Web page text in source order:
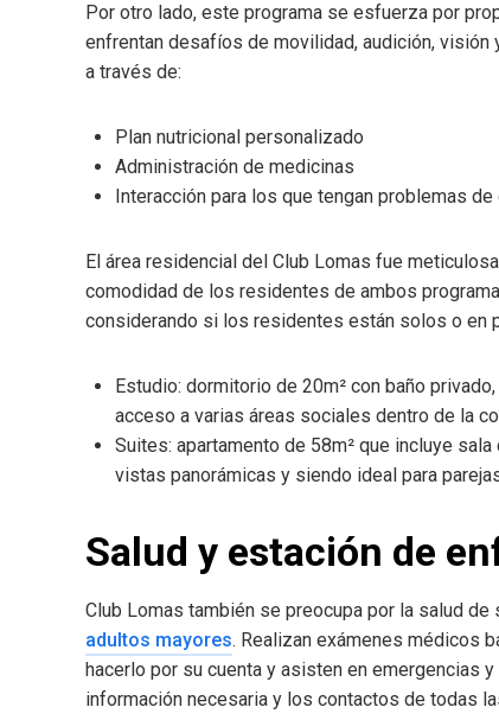
Por otro lado, este programa se esfuerza por
enfrentan desafíos de movilidad, audición,
a través de:
Plan nutricional personalizado
Administración de medicinas
Interacción para los que tengan problemas
El área residencial del Club Lomas fue
comodidad de los residentes de ambos
considerando si los residentes están solos o en
Estudio: dormitorio de 20m² con baño
acceso a varias áreas sociales dentro de la
Suites: apartamento de 58m² que incluye
vistas panorámicas y siendo ideal para
Salud y estación de
Club Lomas también se preocupa por la salud
adultos mayores. Realizan exámenes médicos
hacerlo por su cuenta y asisten en emergencias
información necesaria y los contactos de todas